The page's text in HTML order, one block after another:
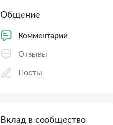
Вклад в сообщество
Общение
Комментарии
Отзывы
Посты